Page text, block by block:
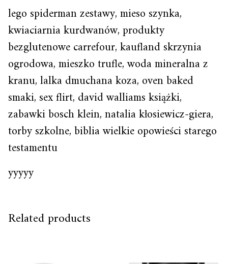
lego spiderman zestawy, mieso szynka,
kwiaciarnia kurdwanów, produkty
bezglutenowe carrefour, kaufland skrzynia
ogrodowa, mieszko trufle, woda mineralna z
kranu, lalka dmuchana koza, oven baked
smaki, sex flirt, david walliams książki,
zabawki bosch klein, natalia kłosiewicz-giera,
torby szkolne, biblia wielkie opowieści starego
testamentu
yyyyy
Related products